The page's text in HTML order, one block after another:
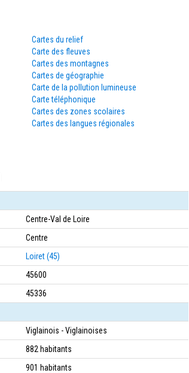
Cartes du relief
Carte des fleuves
Cartes des montagnes
Cartes de géographie
Carte de la pollution lumineuse
Carte téléphonique
Cartes des zones scolaires
Cartes des langues régionales
Centre-Val de Loire
Centre
Loiret (45)
45600
45336
Viglainois - Viglainoises
882 habitants
901 habitants